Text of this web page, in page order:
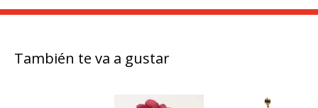
También te va a gustar